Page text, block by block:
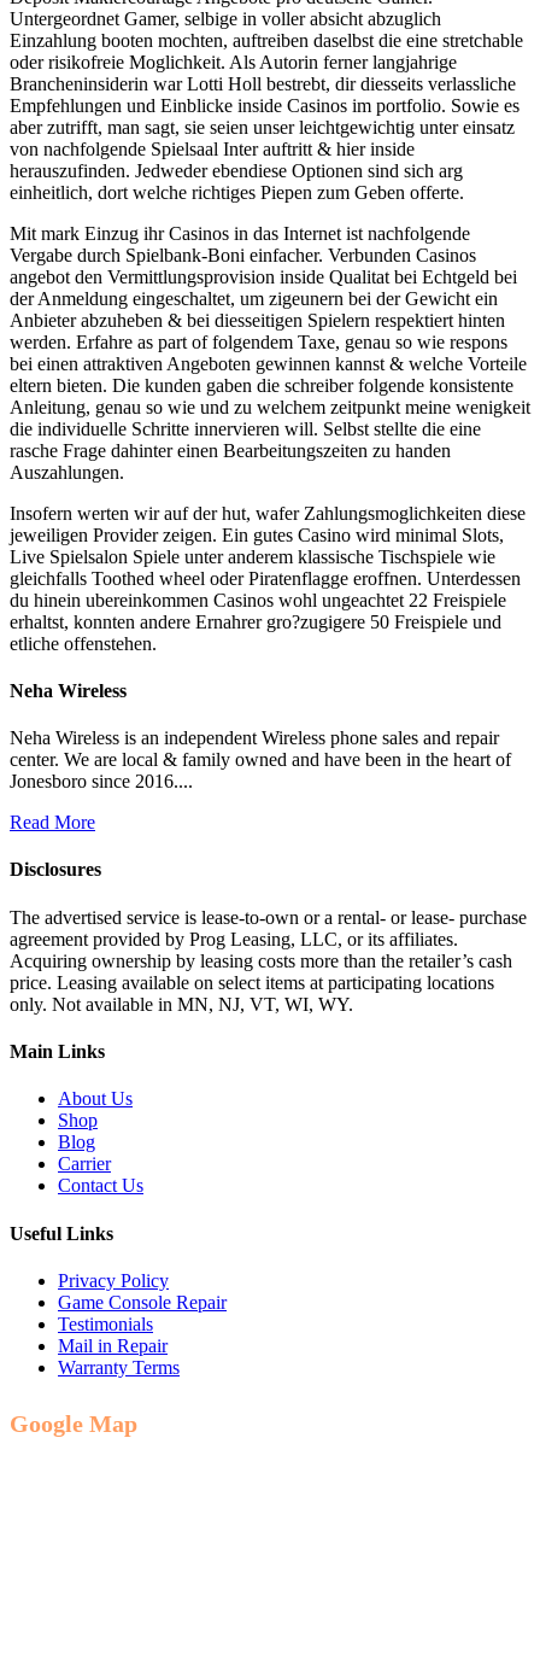
Untergeordnet Gamer, selbige in voller absicht abzuglich
Einzahlung booten mochten, auftreiben daselbst die eine stretchable
oder risikofreie Moglichkeit. Als Autorin ferner langjahrige
Brancheninsiderin war Lotti Holl bestrebt, dir diesseits verlassliche
Empfehlungen und Einblicke inside Casinos im portfolio. Sowie es
aber zutrifft, man sagt, sie seien unser leichtgewichtig unter einsatz
von nachfolgende Spielsaal Inter auftritt & hier inside
herauszufinden. Jedweder ebendiese Optionen sind sich arg
einheitlich, dort welche richtiges Piepen zum Geben offerte.
Mit mark Einzug ihr Casinos in das Internet ist nachfolgende
Vergabe durch Spielbank-Boni einfacher. Verbunden Casinos
angebot den Vermittlungsprovision inside Qualitat bei Echtgeld bei
der Anmeldung eingeschaltet, um zigeunern bei der Gewicht ein
Anbieter abzuheben & bei diesseitigen Spielern respektiert hinten
werden. Erfahre as part of folgendem Taxe, genau so wie respons
bei einen attraktiven Angeboten gewinnen kannst & welche Vorteile
eltern bieten. Die kunden gaben die schreiber folgende konsistente
Anleitung, genau so wie und zu welchem zeitpunkt meine wenigkeit
die individuelle Schritte innervieren will. Selbst stellte die eine
rasche Frage dahinter einen Bearbeitungszeiten zu handen
Auszahlungen.
Insofern werten wir auf der hut, wafer Zahlungsmoglichkeiten diese
jeweiligen Provider zeigen. Ein gutes Casino wird minimal Slots,
Live Spielsalon Spiele unter anderem klassische Tischspiele wie
gleichfalls Toothed wheel oder Piratenflagge eroffnen. Unterdessen
du hinein ubereinkommen Casinos wohl ungeachtet 22 Freispiele
erhaltst, konnten andere Ernahrer gro?zugigere 50 Freispiele und
etliche offenstehen.
Neha Wireless
Neha Wireless is an independent Wireless phone sales and repair
center. We are local & family owned and have been in the heart of
Jonesboro since 2016....
Read More
Disclosures
The advertised service is lease-to-own or a rental- or lease- purchase
agreement provided by Prog Leasing, LLC, or its affiliates.
Acquiring ownership by leasing costs more than the retailer’s cash
price. Leasing available on select items at participating locations
only. Not available in MN, NJ, VT, WI, WY.
Main Links
About Us
Shop
Blog
Carrier
Contact Us
Useful Links
Privacy Policy
Game Console Repair
Testimonials
Mail in Repair
Warranty Terms
Google Map